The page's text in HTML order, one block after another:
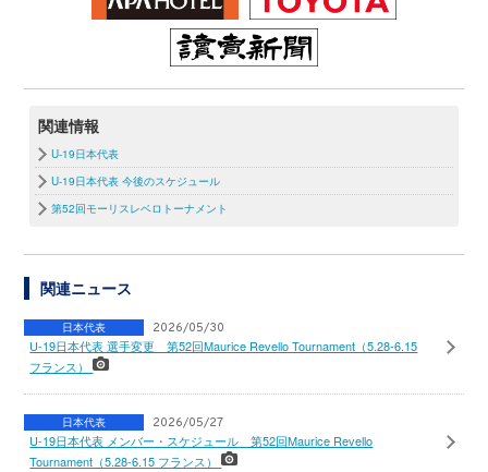
関連情報
U-19日本代表
U-19日本代表 今後のスケジュール
第52回モーリスレベロトーナメント
関連ニュース
日本代表 2026/05/30
U-19日本代表 選手変更 第52回Maurice Revello Tournament（5.28-6.15
フランス）
日本代表 2026/05/27
U-19日本代表 メンバー・スケジュール 第52回Maurice Revello
Tournament（5.28-6.15 フランス）